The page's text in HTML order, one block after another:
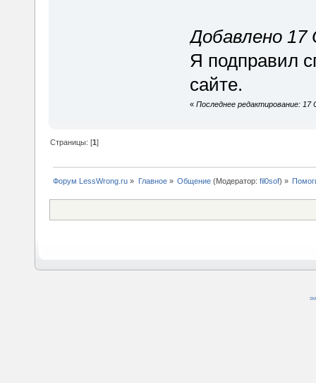
Добавлено 17
Я подправил
сайте.
« Последнее редактирование:
Страницы: [1]
Форум LessWrong.ru » Главное» Общение(Модератор: fil0sof) »